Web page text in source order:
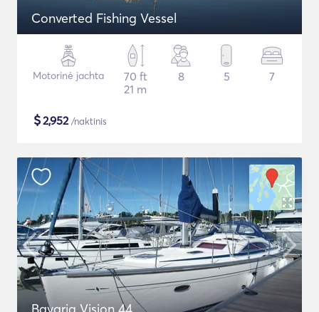
Converted Fishing Vessel
Motorinė jachta
70 ft
21 m
8 5 7
$2,952/naktinis